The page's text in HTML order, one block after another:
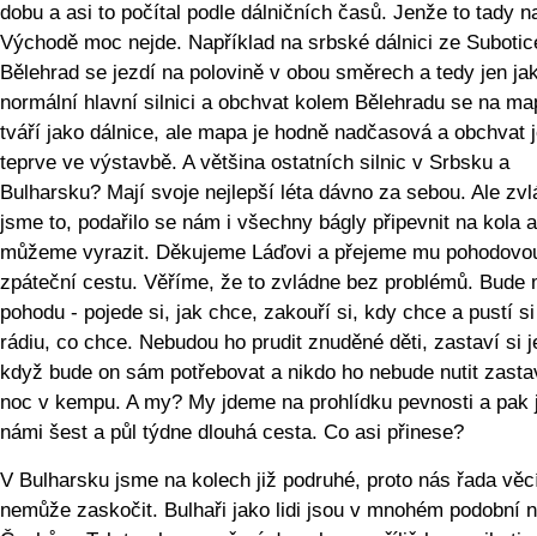
dobu a asi to počítal podle dálničních časů. Jenže to tady
Východě moc nejde. Například na srbské dálnici ze
Bělehrad se jezdí na polovině v obou směrech a tedy jen
normální hlavní silnici a obchvat kolem Bělehradu se na
tváří jako dálnice, ale mapa je hodně nadčasová a obchvat
teprve ve výstavbě. A většina ostatních silnic v Srbsku a
Bulharsku? Mají svoje nejlepší léta dávno za sebou. Ale
jsme to, podařilo se nám i všechny bágly připevnit na kola a
můžeme vyrazit. Děkujeme Láďovi a přejeme mu
zpáteční cestu. Věříme, že to zvládne bez problémů. Bude
pohodu - pojede si, jak chce, zakouří si, kdy chce a pustí
rádiu, co chce. Nebudou ho prudit znuděné děti, zastaví si
když bude on sám potřebovat a nikdo ho nebude nutit
noc v kempu. A my? My jdeme na prohlídku pevnosti a pak
námi šest a půl týdne dlouhá cesta. Co asi přinese?
V Bulharsku jsme na kolech již podruhé, proto nás řada
nemůže zaskočit. Bulhaři jako lidi jsou v mnohém podobní